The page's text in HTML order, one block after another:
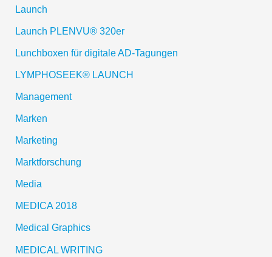
Launch
Launch PLENVU® 320er
Lunchboxen für digitale AD-Tagungen
LYMPHOSEEK® LAUNCH
Management
Marken
Marketing
Marktforschung
Media
MEDICA 2018
Medical Graphics
MEDICAL WRITING